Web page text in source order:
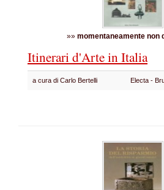
»» momentaneamente non
Itinerari d'Arte in Italia
a cura di Carlo Bertelli Electa -